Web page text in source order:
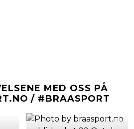
MED OSS PÅ
/ #BRAASPORT